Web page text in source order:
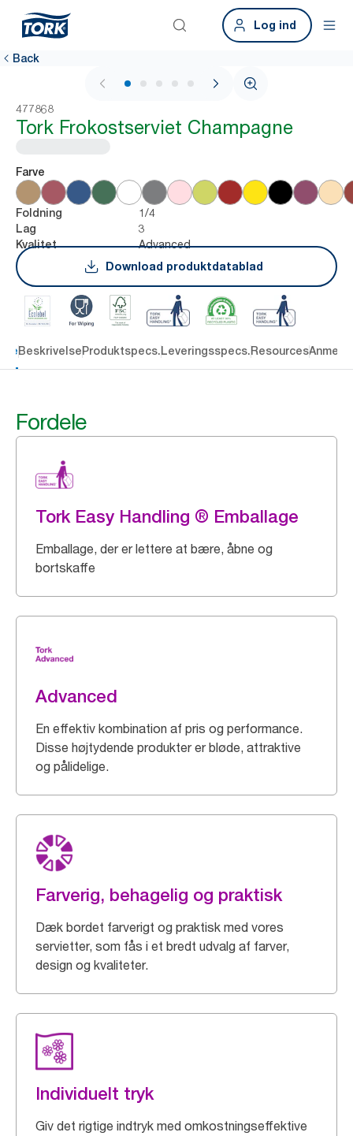
Log ind
Back
1 / 5
477868
Tork Frokostserviet Champagne
Farve
Foldning 1/4
Lag 3
Kvalitet
Advanced
Download produktdatablad
BeskrivelseProduktspecs.Leveringsspecs.Resources
Fordele
Tork Easy Handling ® Emballage
Emballage, der er lettere at bære, åbne og
bortskaffe
Advanced
En effektiv kombination af pris og performance.
Disse højtydende produkter er bløde, attraktive
og pålidelige.
Farverig, behagelig og praktisk
Dæk bordet farverigt og praktisk med vores
servietter, som fås i et bredt udvalg af farver,
design og kvaliteter.
Individuelt tryk
Giv det rigtige indtryk med omkostningseffektive